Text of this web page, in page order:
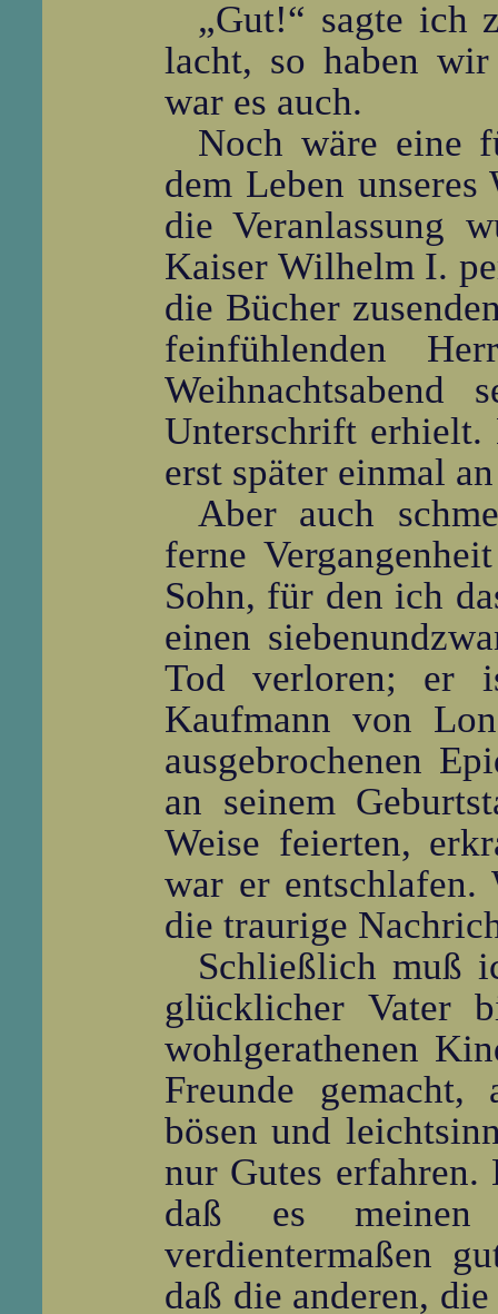
„Gut!“ sagte ich
lacht, so haben wir
war es auch.
Noch wäre eine
dem Leben
die Veranlassung
Kaiser Wilhelm I.
die Bücher
feinfühlenden
Unterschrift
erst später einmal
Aber auch
ferne
Sohn, für den ich
einen
Tod verloren; er
Kaufmann von
ausgebrochenen
an seinem
Weise feierten,
war er entschlafen.
die traurige
Schließlich muß
glücklicher Vater
wohlgerathenen
Freunde gemacht,
bösen und
nur Gutes
daß es
verdientermaßen
daß die anderen,